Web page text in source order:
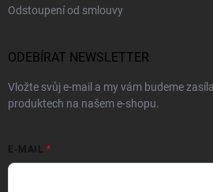
Odstoupení od smlouvy
ODEBÍRAT NEWSLETTER
Vložte svůj e-mail a my vám budeme
produktech na našem e-shopu.
E-MAIL